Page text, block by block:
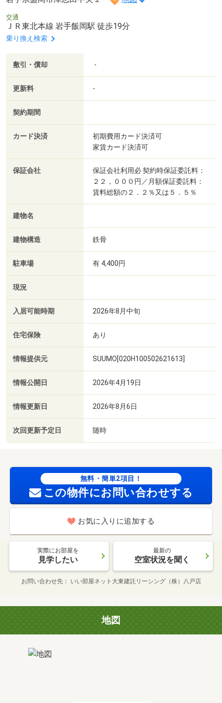
交通
ＪＲ東北本線 岩手飯岡駅 徒歩19分
乗り換え検索
敷引・償却 -
更新料 -
契約期間
カード決済
初期費用カード決済可
家賃カード決済可
保証会社
保証会社利用必 契約時保証委託料：
２２，０００円／月額保証委託料：
賃料総額の２．２％又は５．５％
建物名
建物構造 鉄骨
駐車場 有 4,400円
現況
入居可能時期 2026年8月中旬
住宅保険 あり
情報提供元 SUUMO[020H100502621613]
情報公開日 2026年4月19日
情報更新日 2026年8月6日
次回更新予定日 随時
無料・簡単2項目！
この物件にお問い合わせする
お気に入りに追加する
実際にお部屋を
見学したい
最新の
空室状況を聞く
お問い合わせ先 いい部屋ネット大東建託リーシング（株）八戸店
地図